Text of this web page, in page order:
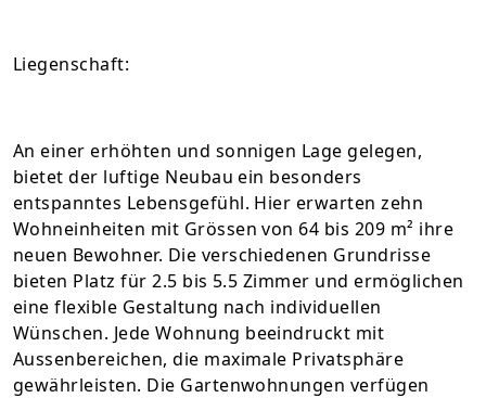
Liegenschaft:
An einer erhöhten und sonnigen Lage gelegen,
bietet der luftige Neubau ein besonders
entspanntes Lebensgefühl. Hier erwarten zehn
Wohneinheiten mit Grössen von 64 bis 209 m² ihre
neuen Bewohner. Die verschiedenen Grundrisse
bieten Platz für 2.5 bis 5.5 Zimmer und ermöglichen
eine flexible Gestaltung nach individuellen
Wünschen. Jede Wohnung beeindruckt mit
Aussenbereichen, die maximale Privatsphäre
gewährleisten. Die Gartenwohnungen verfügen